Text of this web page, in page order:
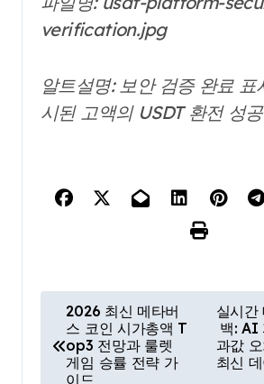
verification.jpg
알트설명: 보안 검증 완료 표
시된 고액의 USDT 환전 성
탐
2026 최신 메타버
스 코인 시가총액 T
op3 전망과 룰렛
게임 승률 전략 가
이드
실시간
백: AI
과값
최신